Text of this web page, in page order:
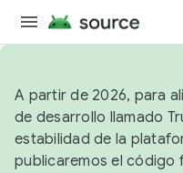
A partir de 2026, para
de desarrollo llamado
estabilidad de la
publicaremos el código